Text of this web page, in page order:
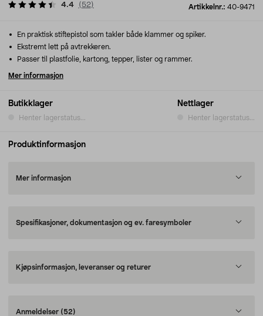
Artikkelnr.: 40-9471
4.4 ( 52)
Butikklager
Henter lagerstatus...
Nettlager
Henter lagerstatus...
En praktisk stiftepistol som takler både klammer og spiker.
Ekstremt lett på avtrekkeren.
Passer til plastfolie, kartong, tepper, lister og rammer.
Mer informasjon
Produktinformasjon
Mer informasjon
Spesifikasjoner, dokumentasjon og ev. faresymboler
Kjøpsinformasjon, leveranser og returer
Anmeldelser (52)